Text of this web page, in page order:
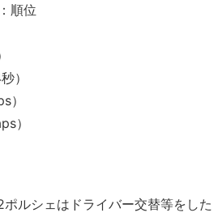
順位
）
）
）
ルシェはドライバー交替等をした